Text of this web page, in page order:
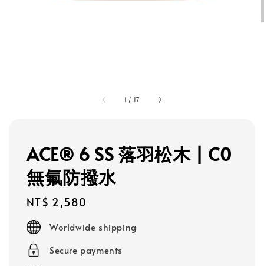
1 / 17
ACE® 6 SS 落羽松木 | C0
無氟防撥水
Regular
price
NT$ 2,580
Worldwide shipping
Secure payments